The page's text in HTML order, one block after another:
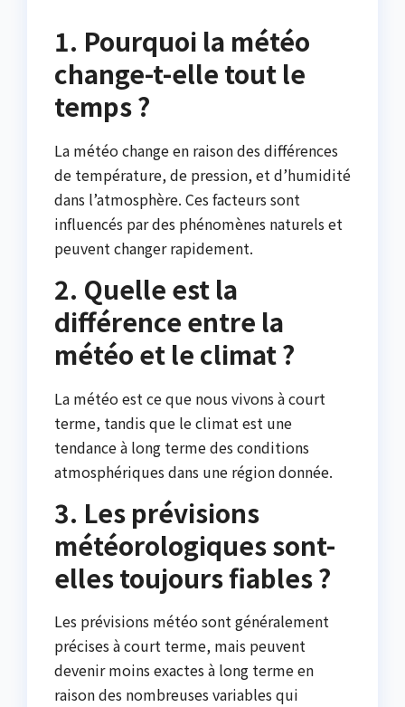
1. Pourquoi la météo
change-t-elle tout le
temps ?
La météo change en raison des différences
de température, de pression, et d’humidité
dans l’atmosphère. Ces facteurs sont
influencés par des phénomènes naturels et
peuvent changer rapidement.
2. Quelle est la
différence entre la
météo et le climat ?
La météo est ce que nous vivons à court
terme, tandis que le climat est une
tendance à long terme des conditions
atmosphériques dans une région donnée.
3. Les prévisions
météorologiques sont-
elles toujours fiables ?
Les prévisions météo sont généralement
précises à court terme, mais peuvent
devenir moins exactes à long terme en
raison des nombreuses variables qui